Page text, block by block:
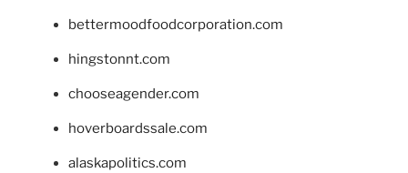
bettermoodfoodcorporation.com
hingstonnt.com
chooseagender.com
hoverboardssale.com
alaskapolitics.com